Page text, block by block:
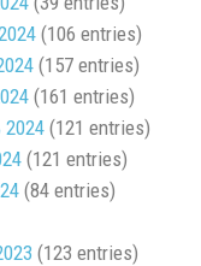
(106 entries)
(157 entries)
(161 entries)
2024 (121 entries)
(121 entries)
(84 entries)
(123 entries)